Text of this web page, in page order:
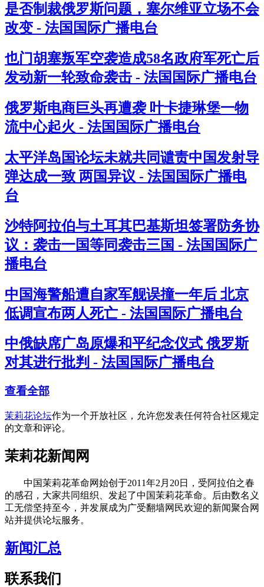
是否制裁俄罗斯问题，塞尔维亚立场不会
改变 - 法国国际广播电台
也门胡塞叛军空袭造成58名政府军死亡后
发动新一轮致命袭击 - 法国国际广播电台
俄罗斯电商巨头再遭袭 叶卡捷琳堡一物
流中心起火 - 法国国际广播电台
太平洋岛国论坛未就共同谴责中国发射导
弹达成一致 两国异议 - 法国国际广播电
台
沙特阿拉伯与土耳其巴基斯坦签署防务协
议：袭击一国等同袭击三国 - 法国国际广
播电台
中国海警船遭自家军舰误撞一年后 北京
低调宣布两人死亡 - 法国国际广播电台
中俄缺席广岛原爆和平纪念仪式 俄罗斯
对其进行批判 - 法国国际广播电台
查看全部
茉莉花论坛作为一个开放社区，允许您发表任何符合社区规定
的文章和评论。
茉莉花新闻网
中国茉莉花革命网始创于2011年2月20日，受阿拉伯之春
的感召，大家共同组织、发起了中国茉莉花革命。后由数名义
工无偿坚持至今，并发展成为广受翻墙网民欢迎的新闻聚合网
站并提供论坛服务。
新闻汇总
联系我们